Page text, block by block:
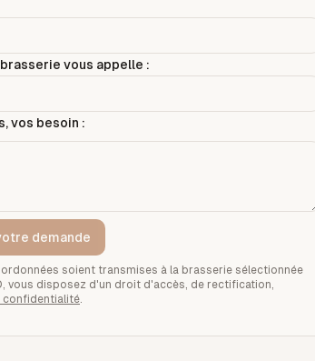
vous appelle :
vos besoin :
demande
soient transmises à la brasserie sélectionnée
vous disposez d'un droit d'accès, de rectification,
confidentialité.